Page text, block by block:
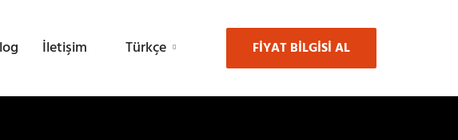
İletişim Türkçe FIYAT BILGISI AL